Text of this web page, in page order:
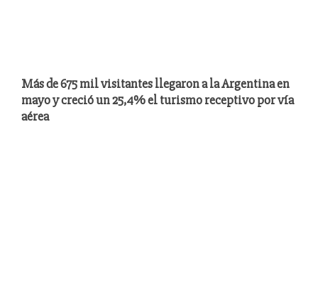
Más de 675 mil visitantes llegaron a la Argentina en
mayo y creció un 25,4% el turismo receptivo por vía
aérea